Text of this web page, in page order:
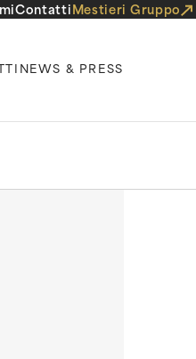
ContattiMestieri Gruppo
NEWS & PRESS